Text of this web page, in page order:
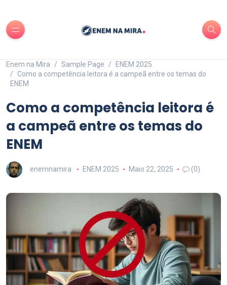
Enem na Mira Sample Page
ENEM 2025
Como a competência leitora é a campeã entre os temas do
ENEM
Como a competência leitora é
a campeã entre os temas do
ENEM
enemnamira ENEM 2025 Maio 22, 2025 (0)